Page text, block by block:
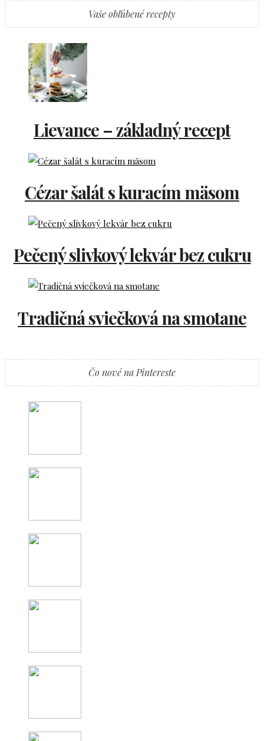
Vaše obľúbené recepty
Lievance – základný recept
Cézar šalát s kuracím mäsom
Pečený slivkový lekvár bez cukru
Tradičná sviečková na smotane
Čo nové na Pintereste